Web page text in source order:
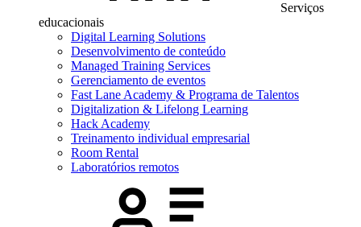
Serviços
educacionais
Digital Learning Solutions
Desenvolvimento de conteúdo
Managed Training Services
Gerenciamento de eventos
Fast Lane Academy & Programa de Talentos
Digitalization & Lifelong Learning
Hack Academy
Treinamento individual empresarial
Room Rental
Laboratórios remotos